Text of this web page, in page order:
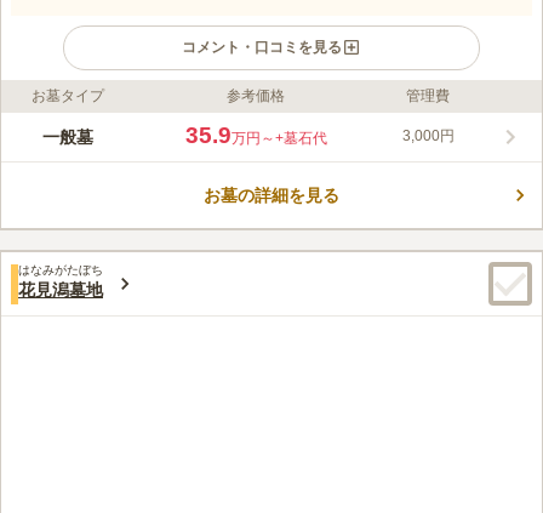
コメント・口コミを見る
ライフドット編集部のコメント
温泉が有名なエリアにある自然豊かな緑に囲まれた静かな町営墓
は温泉旅館が立ち並び、多くの観光客が訪れます。複数の飲食店
口コミ評価
この霊園はまだ誰からも評価されていません。
お墓タイプ 参考価格 管理費
一般墓 35.9万円～+墓石代 3,000円
お墓の詳細を見る
はなみがたぼち
花見潟墓地